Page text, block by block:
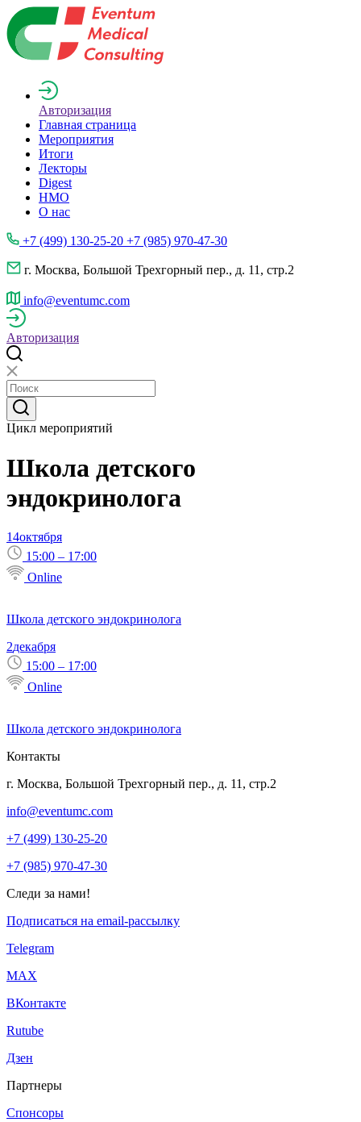
Авторизация
Главная страница
Мероприятия
Итоги
Лекторы
Digest
НМО
О нас
+7 (499) 130-25-20 +7 (985) 970-47-30
г. Москва, Большой Трехгорный пер., д. 11, стр.2
info@eventumc.com
Авторизация
Цикл мероприятий
Школа детского
эндокринолога
14октября
15:00 – 17:00
Online
Школа детского эндокринолога
2декабря
15:00 – 17:00
Online
Школа детского эндокринолога
Контакты
г. Москва, Большой Трехгорный пер., д. 11, стр.2
info@eventumc.com
+7 (499) 130-25-20
+7 (985) 970-47-30
Следи за нами!
Подписаться на email-рассылку
Telegram
МАХ
ВКонтакте
Rutube
Дзен
Партнеры
Спонсоры